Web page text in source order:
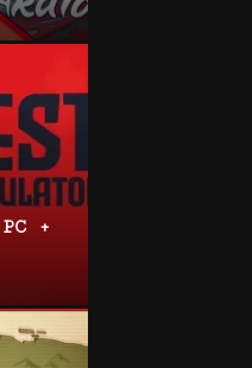
+